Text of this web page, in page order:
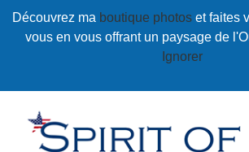
Découvrez ma boutique photos et faites
vous en vous offrant un paysage de
Ignorer
contenu